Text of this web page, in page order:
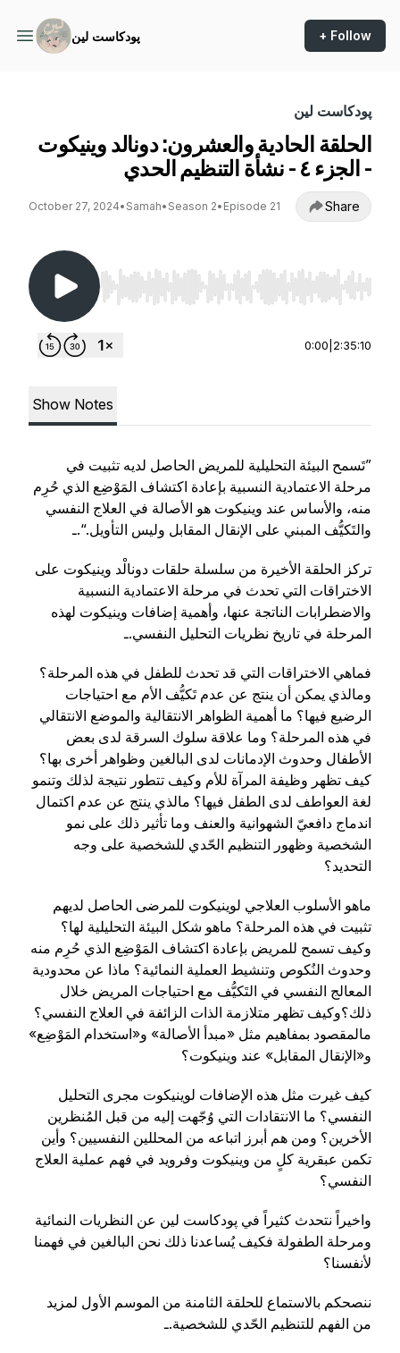
پودكاست لين + Follow
پودكاست لين
الحلقة الحادية والعشرون: دونالد وينيكوت
- الجزء ٤ - نشأة التنظيم الحدي
October 27, 2024• Samah• Season 2• Episode 21 Share
Use Left/Right to seek, Home/End to jump to
0:00 2:35:10
Show Notes
”تَسمح البيئة التحليلية للمريض الحاصل لديه تثبيت في
مرحلة الاعتمادية النسبية بإعادة اكتشاف المَوْضِع الذي حُرِم
منه، والأساس عند وينيكوت هو الأصالة في العلاج النفسي
والتَكيُّف المبني على الإنقال المقابل وليس التأويل.“.ـ
تركز الحلقة الأخيرة من سلسلة حلقات دونالْد وينيكوت على
الاختراقات التي تحدث في مرحلة الاعتمادية النسبية
والاضطرابات الناتجة عنها، وأهمية إضافات وينيكوت لهذه
المرحلة في تاريخ نظريات التحليل النفسي.ـ
فماهي الاختراقات التي قد تحدث للطفل في هذه المرحلة؟
ومالذي يمكن أن ينتج عن عدم تَكيُّف الأم مع احتياجات
الرضيع فيها؟ ما أهمية الظواهر الانتقالية والموضع الانتقالي
في هذه المرحلة؟ وما علاقة سلوك السرقة لدى بعض
الأطفال وحدوث الإدمانات لدى البالغين وظواهر أخرى بها؟
كيف تظهر وظيفة المرآة للأم وكيف تتطور نتيجة لذلك وتنمو
لغة العواطف لدى الطفل فيها؟ مالذي ينتج عن عدم اكتمال
اندماج دافعيّ الشهوانية والعنف وما تأثير ذلك على نمو
الشخصية وظهور التنظيم الحّدي للشخصية على وجه
التحديد؟
ماهو الأسلوب العلاجي لوينيكوت للمرضى الحاصل لديهم
تثبيت في هذه المرحلة؟ ماهو شكل البيئة التحليلية لها؟
وكيف تسمح للمريض بإعادة اكتشاف المَوْضِع الذي حُرِم منه
وحدوث النُكوص وتنشيط العملية النمائية؟ ماذا عن محدودية
المعالج النفسي في التَكيُّف مع احتياجات المريض خلال
ذلك؟وكيف تظهر متلازمة الذات الزائفة في العلاج النفسي؟
مالمقصود بمفاهيم مثل «مبدأ الأصالة» و«استخدام المَوْضِع»
و«الإنقال المقابل» عند وينيكوت؟
كيف غيرت مثل هذه الإضافات لوينيكوت مجرى التحليل
النفسي؟ ما الانتقادات التي وُجّهت إليه من قبل المُنظرين
الأخرين؟ ومن هم أبرز اتباعه من المحللين النفسيين؟ وأين
تكمن عبقرية كلٍ من وينيكوت وفرويد في فهم عملية العلاج
النفسي؟
واخيراً نتحدث كثيراً في پودكاست لين عن النظريات النمائية
ومرحلة الطفولة فكيف يُساعدنا ذلك نحن البالغين في فهمنا
لأنفسنا؟
ننصحكم بالاستماع للحلقة الثامنة من الموسم الأول لمزيد
من الفهم للتنظيم الحّدي للشخصية.ـ